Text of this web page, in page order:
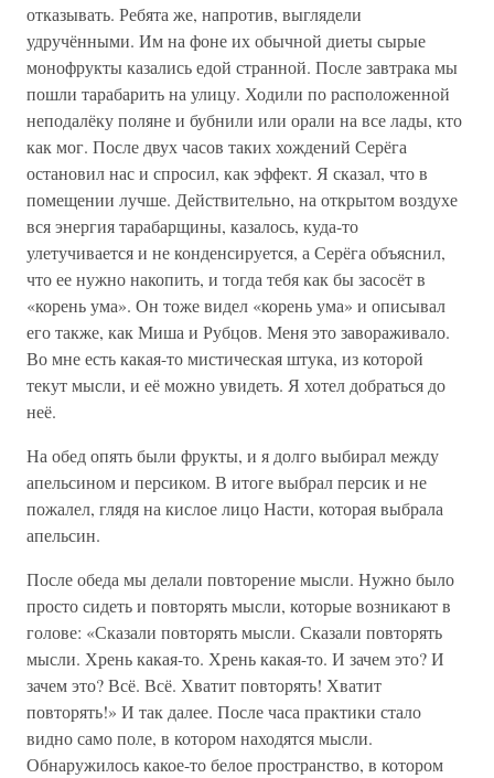
отказывать. Ребята же, напротив, выглядели
удручёнными. Им на фоне их обычной диеты сырые
монофрукты казались едой странной. После завтрака мы
пошли тарабарить на улицу. Ходили по расположенной
неподалёку поляне и бубнили или орали на все лады, кто
как мог. После двух часов таких хождений Серёга
остановил нас и спросил, как эффект. Я сказал, что в
помещении лучше. Действительно, на открытом воздухе
вся энергия тарабарщины, казалось, куда-то
улетучивается и не конденсируется, а Серёга объяснил,
что ее нужно накопить, и тогда тебя как бы засосёт в
«корень ума». Он тоже видел «корень ума» и описывал
его также, как Миша и Рубцов. Меня это завораживало.
Во мне есть какая-то мистическая штука, из которой
текут мысли, и её можно увидеть. Я хотел добраться до
неё.
На обед опять были фрукты, и я долго выбирал между
апельсином и персиком. В итоге выбрал персик и не
пожалел, глядя на кислое лицо Насти, которая выбрала
апельсин.
После обеда мы делали повторение мысли. Нужно было
просто сидеть и повторять мысли, которые возникают в
голове: «Сказали повторять мысли. Сказали повторять
мысли. Хрень какая-то. Хрень какая-то. И зачем это? И
зачем это? Всё. Всё. Хватит повторять! Хватит
повторять!» И так далее. После часа практики стало
видно само поле, в котором находятся мысли.
Обнаружилось какое-то белое пространство, в котором